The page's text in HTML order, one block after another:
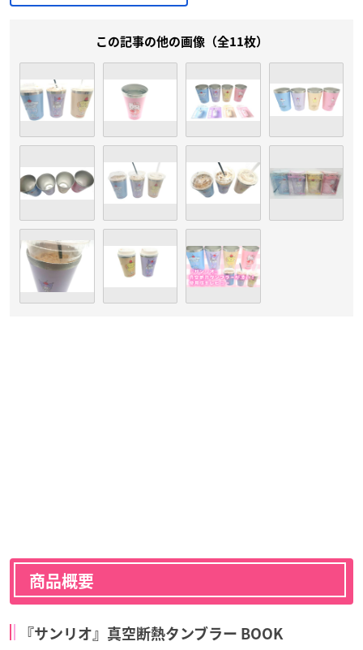
この記事の他の画像（全11枚）
商品概要
『サンリオ』真空断熱タンブラー BOOK